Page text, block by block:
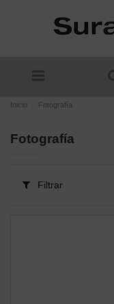
Inicio Fotografía
Fotografía
Filtrar